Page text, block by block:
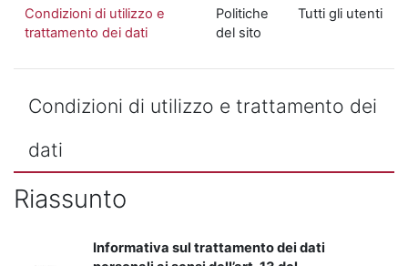
Condizioni di utilizzo e
trattamento dei dati
Politiche
del sito
Tutti gli utenti
Condizioni di utilizzo e trattamento dei
dati
Riassunto
Informativa sul trattamento dei dati